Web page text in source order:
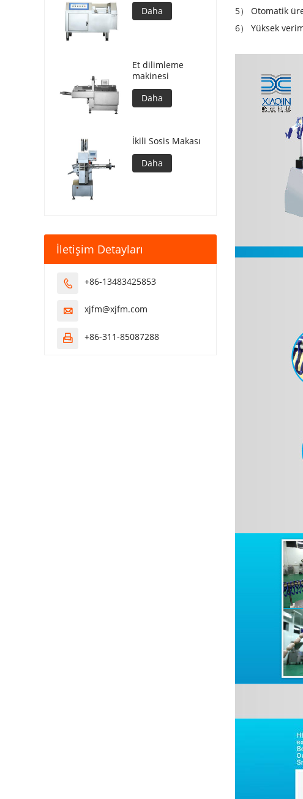
5） Otomatik
6） Yüksek
Daha
Et dilimleme
makinesi
Daha
İkili Sosis Makası
Daha
İletişim Detayları
 +86-13483425853
 xjfm@xjfm.com
 +86-311-85087288